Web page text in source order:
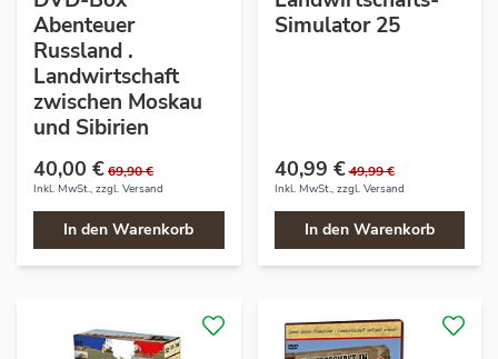
Abenteuer
Russland .
Landwirtschaft
zwischen Moskau
und Sibirien
40,00 €69,90 €
Inkl. MwSt., zzgl. Versand
In den Warenkorb
Simulator 25
40,99 €49,99 €
Inkl. MwSt., zzgl. Versand
In den Warenkorb